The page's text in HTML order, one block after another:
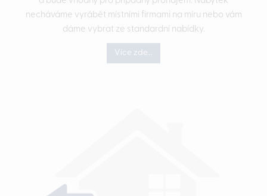
necháváme vyrábět místními firmami na míru nebo vám
dáme vybrat ze standardní nabídky.
Více zde...